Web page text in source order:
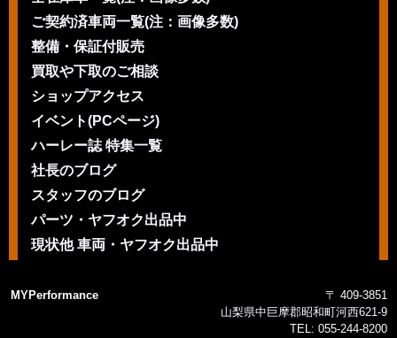
ご契約済車両一覧(注：画像多数)
整備・保証付販売
買取や下取のご相談
ショップアクセス
イベント(PCページ)
ハーレー誌 特集一覧
社長のブログ
スタッフのブログ
パーツ・ヤフオク出品中
現状他 車両・ヤフオク出品中
MYPerformance
〒 409-3851
山梨県中巨摩郡昭和町河西621-9
TEL: 055-244-8200